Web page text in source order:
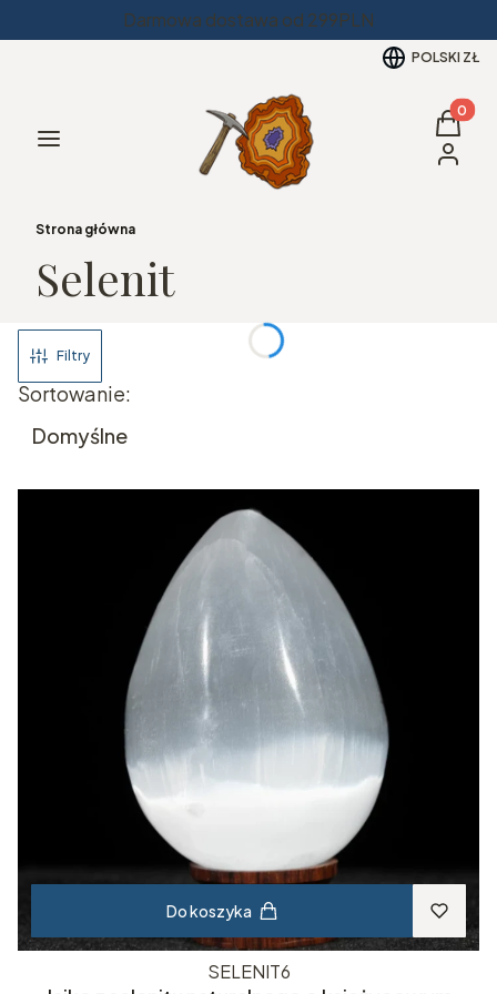
Darmowa dostawa od 299PLN
POLSKI ZŁ
Menu
Koszyk
Strona główna
Selenit
Filtry
Lista produktów
Sortowanie:
Domyślne
Do koszyka
SELENIT6